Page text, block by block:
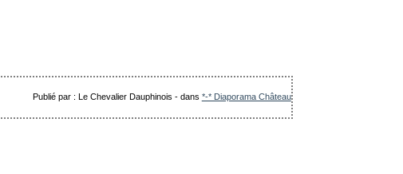
Publié par : Le Chevalier Dauphinois -dans *-* Diaporama Château